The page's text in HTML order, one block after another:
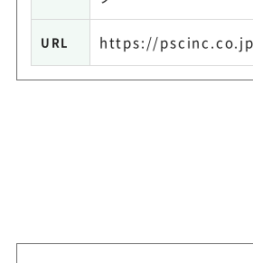
URL https://